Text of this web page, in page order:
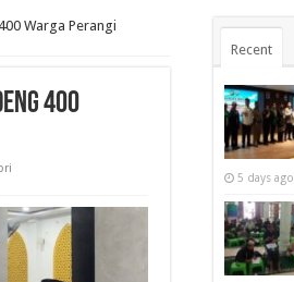
Warga Perangi
400
Recent
5 days ago